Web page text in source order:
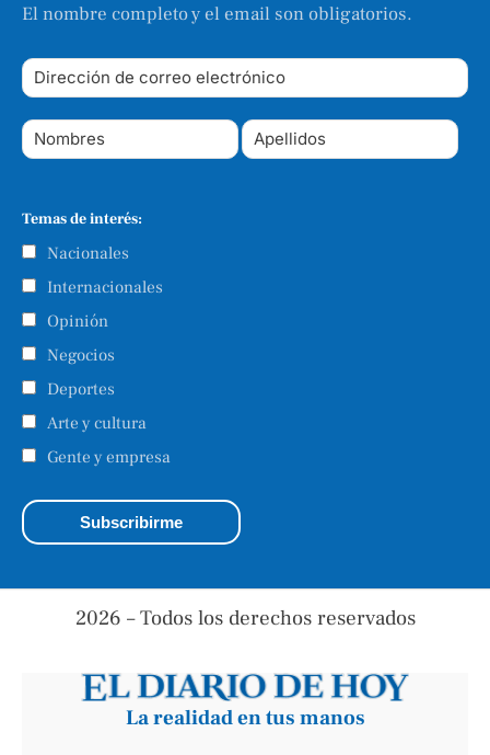
El nombre completo y el email son obligatorios.
Temas de interés:
Nacionales
Internacionales
Opinión
Negocios
Deportes
Arte y cultura
Gente y empresa
2026 – Todos los derechos reservados
La realidad en tus manos